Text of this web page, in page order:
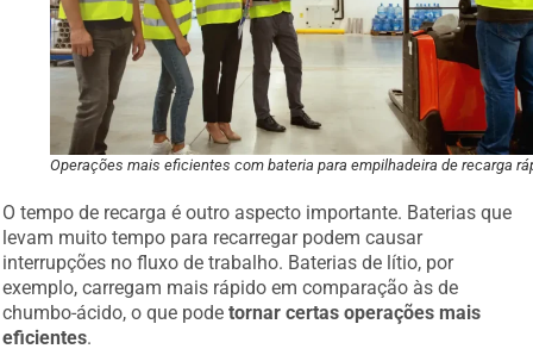
Operações mais eficientes com bateria para empilhadeira de recarga
levam muito tempo para recarregar podem causar
interrupções no fluxo de trabalho. Baterias de lítio, por
exemplo, carregam mais rápido em comparação às de
chumbo-ácido, o que podetornar certas operações mais
eficientes.